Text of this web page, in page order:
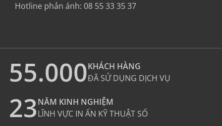
Hotline phản ánh: 08 55 33 35 37
55.000KHÁCH HÀNG
ĐÃ SỬ DỤNG DỊCH VỤ
23NĂM KINH NGHIỆM
LĨNH VỰC IN ẤN KỸ THUẬT SỐ